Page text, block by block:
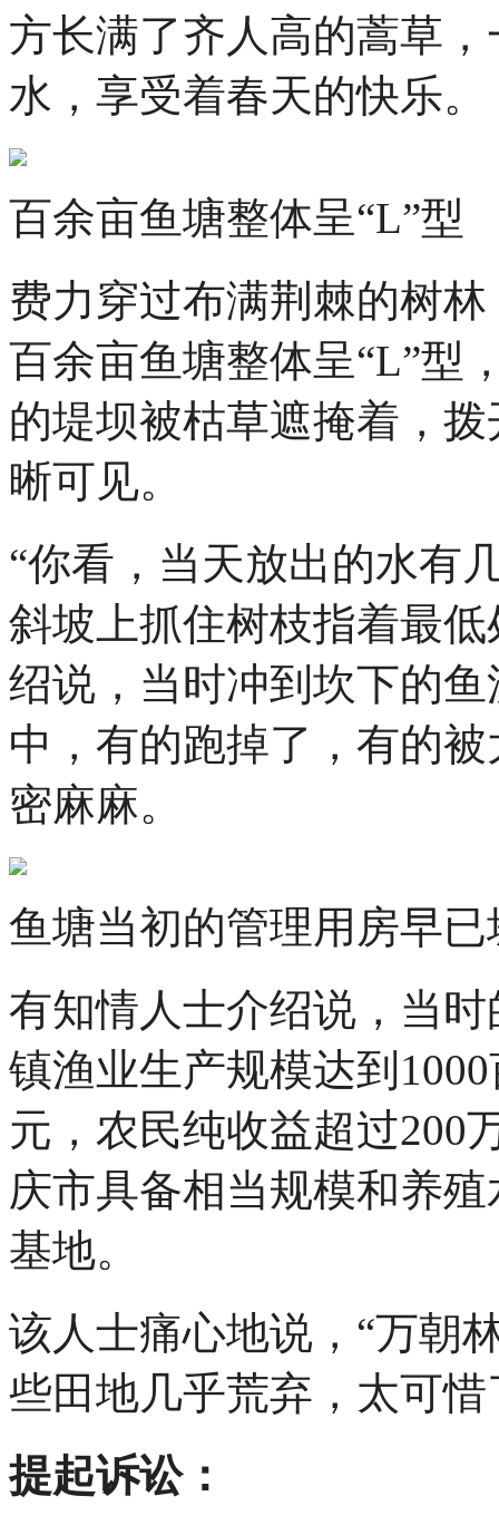
方长满了齐人高的蒿草
水，享受着春天的快乐。
百余亩鱼塘整体呈“L”型
费力穿过布满荆棘的树
百余亩鱼塘整体呈“L”型
的堤坝被枯草遮掩着，
晰可见。
“你看，当天放出的水有
斜坡上抓住树枝指着最
绍说，当时冲到坎下的
中，有的跑掉了，有的
密麻麻。
鱼塘当初的管理用房早已
有知情人士介绍说，当
镇渔业生产规模达到
元，农民纯收益超过200
庆市具备相当规模和养
基地。
该人士痛心地说，“万朝
些田地几乎荒弃，太可惜
提起诉讼：